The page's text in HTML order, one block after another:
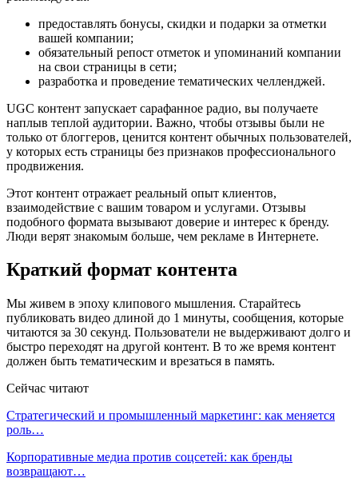
предоставлять бонусы, скидки и подарки за отметки
вашей компании;
обязательный репост отметок и упоминаний компании
на свои страницы в сети;
разработка и проведение тематических челленджей.
UGC контент запускает сарафанное радио, вы получаете
наплыв теплой аудитории. Важно, чтобы отзывы были не
только от блоггеров, ценится контент обычных пользователей,
у которых есть страницы без признаков профессионального
продвижения.
Этот контент отражает реальный опыт клиентов,
взаимодействие с вашим товаром и услугами. Отзывы
подобного формата вызывают доверие и интерес к бренду.
Люди верят знакомым больше, чем рекламе в Интернете.
Краткий формат контента
Мы живем в эпоху клипового мышления. Старайтесь
публиковать видео длиной до 1 минуты, сообщения, которые
читаются за 30 секунд. Пользователи не выдерживают долго и
быстро переходят на другой контент. В то же время контент
должен быть тематическим и врезаться в память.
Сейчас читают
Стратегический и промышленный маркетинг: как меняется
роль…
Корпоративные медиа против соцсетей: как бренды
возвращают…